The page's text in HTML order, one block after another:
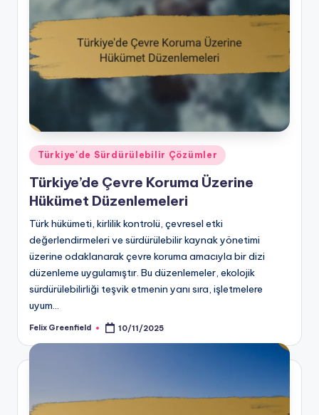
Posted
in
Türkiye'de Sürdürülebilir Çözümler
Türkiye’de Çevre Koruma Üzerine
Hükümet Düzenlemeleri
Türk hükümeti, kirlilik kontrolü, çevresel etki
değerlendirmeleri ve sürdürülebilir kaynak yönetimi
üzerine odaklanarak çevre koruma amacıyla bir dizi
düzenleme uygulamıştır. Bu düzenlemeler, ekolojik
sürdürülebilirliği teşvik etmenin yanı sıra, işletmelere
uyum…
Posted
Felix Greenfield 10/11/2025